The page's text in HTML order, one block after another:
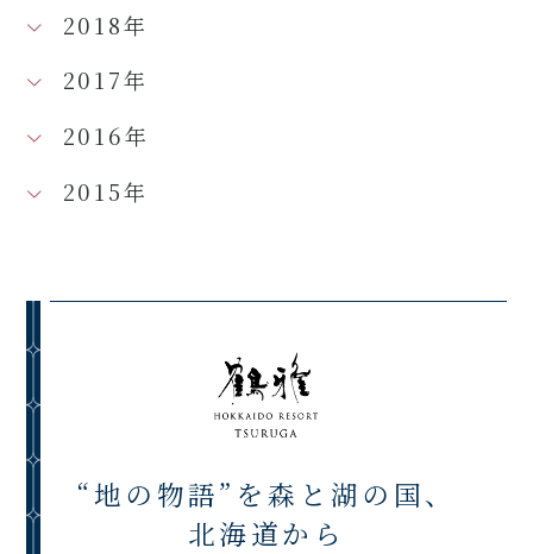
2018年
2017年
2016年
2015年
“地の物語”を森と湖の国、
北海道から